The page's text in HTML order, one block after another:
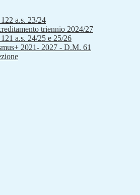
a.s. 23/24
triennio 2024/27
a.s. 24/25 e 25/26
2021- 2027 - D.M. 61